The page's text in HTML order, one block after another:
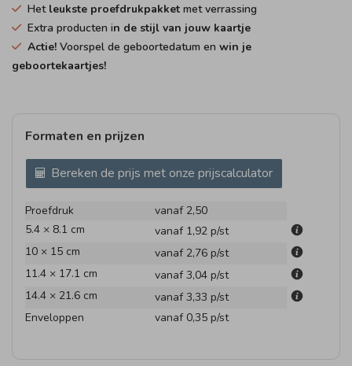
Het leukste proefdrukpakket met verrassing
Extra producten in de stijl van jouw kaartje
Actie! Voorspel de geboortedatum en win je
geboortekaartjes!
Formaten en prijzen
Bereken de prijs met onze prijscalculator
Proefdruk
vanaf 2,50
5.4 × 8.1 cm
vanaf 1,92 p/st
10 × 15 cm
vanaf 2,76 p/st
11.4 × 17.1 cm
vanaf 3,04 p/st
14.4 × 21.6 cm
vanaf 3,33 p/st
Enveloppen
vanaf 0,35 p/st